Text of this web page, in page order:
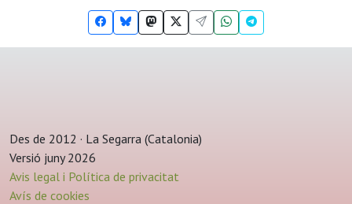
Des de 2012 · La Segarra (Catalonia)
Versió juny 2026
Avis legal i Política de privacitat
Avís de cookies